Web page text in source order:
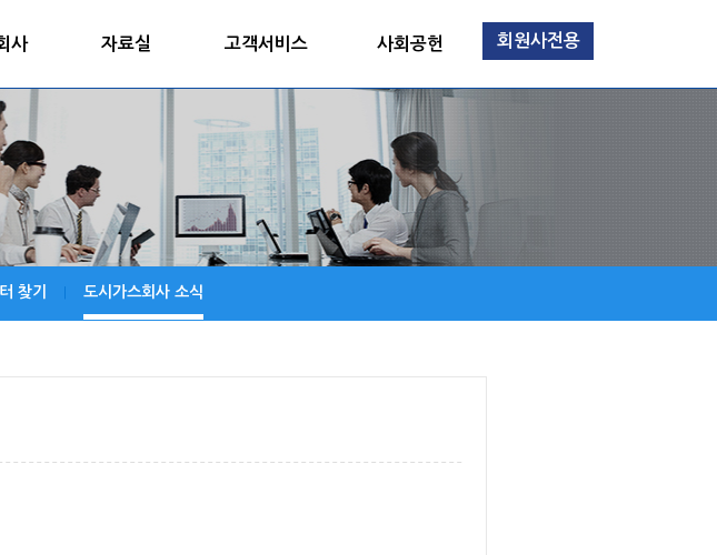
사 자료실 고객서비스 사회공헌 회원사전용
찾기 도시가스회사 소식